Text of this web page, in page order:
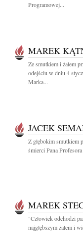
Programowej...
MAREK
Ze smutkiem i żalem
odejściu w dniu 4
Marka...
JACEK
Z głębokim smutkiem
śmierci Pana
MAREK
"Człowiek odchodzi
najgłębszym żalem i